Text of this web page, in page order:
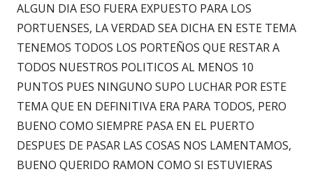
ALGUN DIA ESO FUERA EXPUESTO PARA LOS
PORTUENSES, LA VERDAD SEA DICHA EN ESTE TEMA
TENEMOS TODOS LOS PORTEÑOS QUE RESTAR A
TODOS NUESTROS POLITICOS AL MENOS 10
PUNTOS PUES NINGUNO SUPO LUCHAR POR ESTE
TEMA QUE EN DEFINITIVA ERA PARA TODOS, PERO
BUENO COMO SIEMPRE PASA EN EL PUERTO
DESPUES DE PASAR LAS COSAS NOS LAMENTAMOS,
BUENO QUERIDO RAMON COMO SI ESTUVIERAS